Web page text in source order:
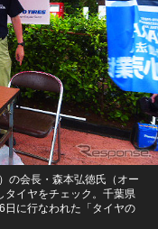
の会長・森本弘徳氏（オー
タイヤをチェック。千葉県
日に行なわれた「タイヤの